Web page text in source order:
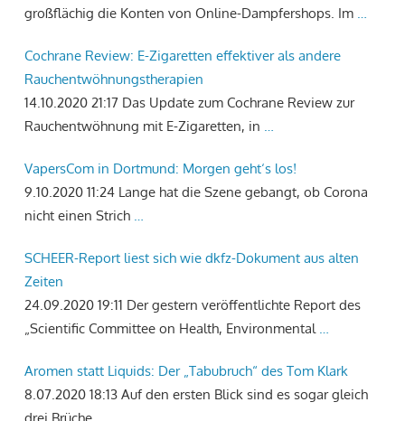
großflächig die Konten von Online-Dampfershops. Im …
Cochrane Review: E-Zigaretten effektiver als andere
Rauchentwöhnungstherapien
14.10.2020 21:17 Das Update zum Cochrane Review zur
Rauchentwöhnung mit E-Zigaretten, in …
VapersCom in Dortmund: Morgen geht‘s los!
9.10.2020 11:24 Lange hat die Szene gebangt, ob Corona
nicht einen Strich …
SCHEER-Report liest sich wie dkfz-Dokument aus alten
Zeiten
24.09.2020 19:11 Der gestern veröffentlichte Report des
„Scientific Committee on Health, Environmental …
Aromen statt Liquids: Der „Tabubruch“ des Tom Klark
8.07.2020 18:13 Auf den ersten Blick sind es sogar gleich